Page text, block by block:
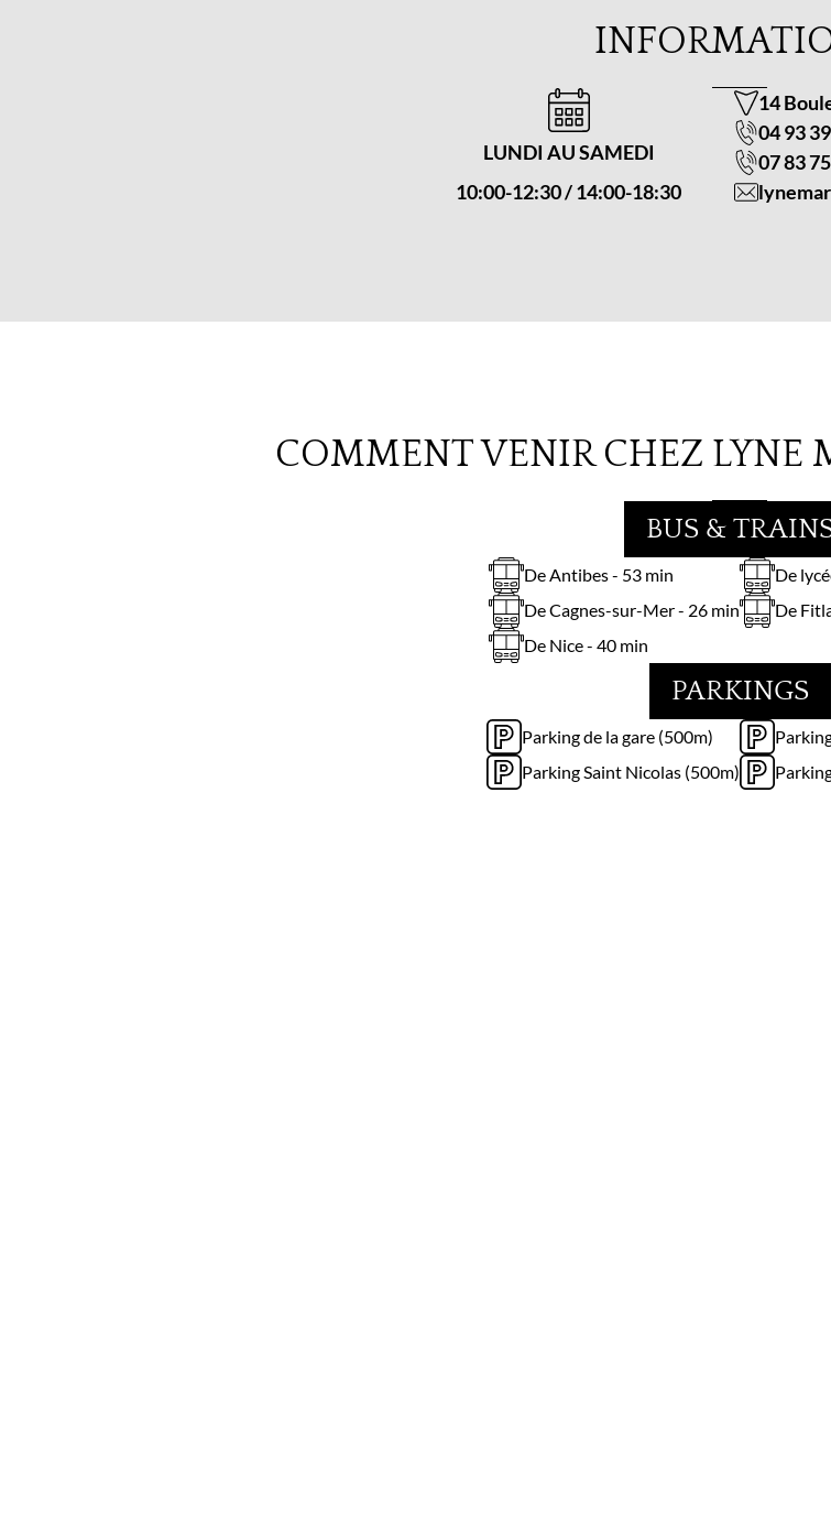
LUNDI AU SAMEDI
10:00-12:30 / 14:00-18:30
14
04 93
07 83
COMMENT VENIR CHEZ LYNE
BUS &
De Antibes - 53 min
De Cagnes-sur-Mer - 26 min
De Nice - 40 min
De
De
PARKINGS
Parking de la gare (500m)
Parking Saint Nicolas (500m)